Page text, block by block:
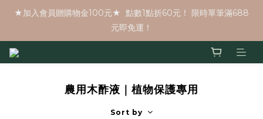
★加入會員贈購物金100元★  點數1點折60元！ 限時單筆滿688
元即免運！
農用木酢液｜植物保護專用
Sort by